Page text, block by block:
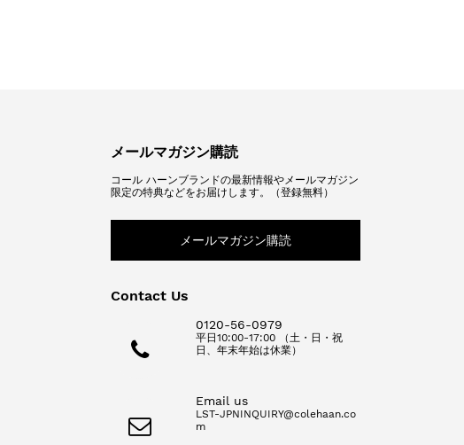
メールマガジン購読
コール ハーンブランドの最新情報やメールマガジン
限定の特典などをお届けします。（登録無料）
メールマガジン購読
Contact Us
0120-56-0979
平日10:00-17:00 （土・日・祝
日、年末年始は休業）
Email us
LST-JPNINQUIRY@colehaan.co
m